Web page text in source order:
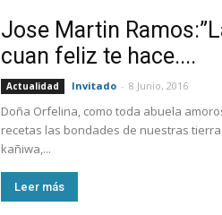
Jose Martin
cuan feliz te hace....
Actualidad Invitado - 8 Junio, 2016
Doña Orfelina, como toda abuela
recetas las bondades de nuestras
kañiwa,...
Leer más